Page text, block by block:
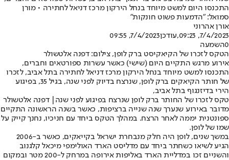
התכנסו היום למשט מיוחד בנחל הירקון מרכז דניאל לחתירה • מורן
סמואל: "הדמעות פשוט חונקות"
אורן אהרוני
7/4/2023, 09:23
,עודכן7/4/2023, 09:55
0השמעה
הטקס לזכרו של הקיאקיסט ברק לופן, צילום: דפנה אלטשולר
אירוע מרגש התקיים היום (שישי) כאשר עשרות ספורטאים וחברים,
התכנסו למשט מיוחד בנחל הירקון מרכז דניאל לחתירה בתל אביב, לזכרו
של חותר הקיאקים ברק לופן, שנרצח בדיוק לפני שנה, בגיל 35, בפיגוע
הירי בדיזנגוף בתל אביב,
טקס לזכרו של החותר ברק לופן שנרצח בפיגוע לפני שנה| דפנה אלטשולר
מדובר באירוע שנערך שנה שנייה ברציפות, כאשר בשנה הראשונה התקיים
ספונטנית יממה לאחר הרצח. במהלך הטקס ביחד עם חניכיו, נחנך קייק על
שמו של לופן.
במשך שנים, לופן היה חלק מנבחרת ישראל בקייאקים, כאשר ב-2006
הגיע לשיאו כשחתר ביחד עם מדליסט הארד האולימפי מיכאל קלגנוב
והשניים זכו במדליית הארד באליפות אירופה במרחק ל-200 מטר ובמקום